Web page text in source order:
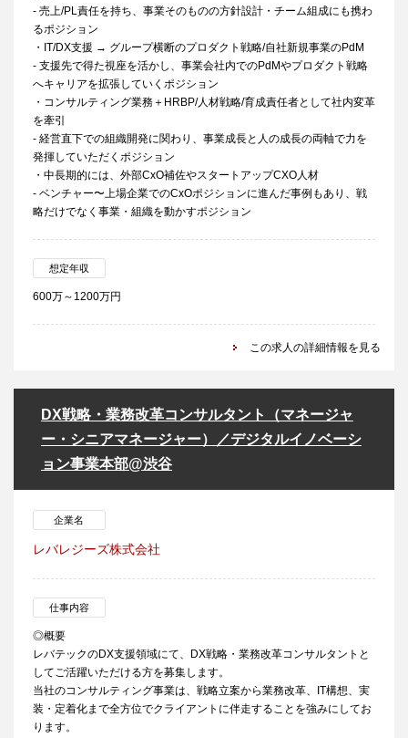
- 売上/PL責任を持ち、事業そのものの方針設計・チーム組成にも携わ
るポジション
・IT/DX支援 → グループ横断のプロダクト戦略/自社新規事業のPdM
- 支援先で得た視座を活かし、事業会社内でのPdMやプロダクト戦略
へキャリアを拡張していくポジション
・コンサルティング業務＋HRBP/人材戦略/育成責任者として社内変革
を牽引
- 経営直下での組織開発に関わり、事業成長と人の成長の両軸で力を
発揮していただくポジション
・中長期的には、外部CxO補佐やスタートアップCXO人材
- ベンチャー〜上場企業でのCxOポジションに進んだ事例もあり、戦
略だけでなく事業・組織を動かすポジション
想定年収
600万～1200万円
この求人の詳細情報を見る
DX戦略・業務改革コンサルタント（マネージャ
ー・シニアマネージャー）／デジタルイノベーシ
ョン事業本部@渋谷
企業名
レバレジーズ株式会社
仕事内容
◎概要
レバテックのDX支援領域にて、DX戦略・業務改革コンサルタントと
してご活躍いただける方を募集します。
当社のコンサルティング事業は、戦略立案から業務改革、IT構想、実
装・定着化まで全方位でクライアントに伴走することを強みにしてお
ります。